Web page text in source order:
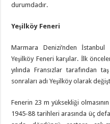
durumdadır.
Yeşilköy Feneri
Marmara Denizi’nden
Yeşilköy Feneri karşılar. İlk
yılında Fransızlar tarafından
sonraları adı Yeşilköy olarak
Fenerin 23 m yüksekliği
1945-88 tarihleri arasında üç defa